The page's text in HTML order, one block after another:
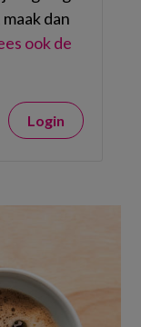
dan
ook de
Login